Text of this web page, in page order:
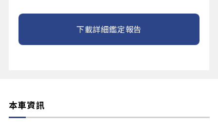
下載詳細鑑定報告
本車資訊